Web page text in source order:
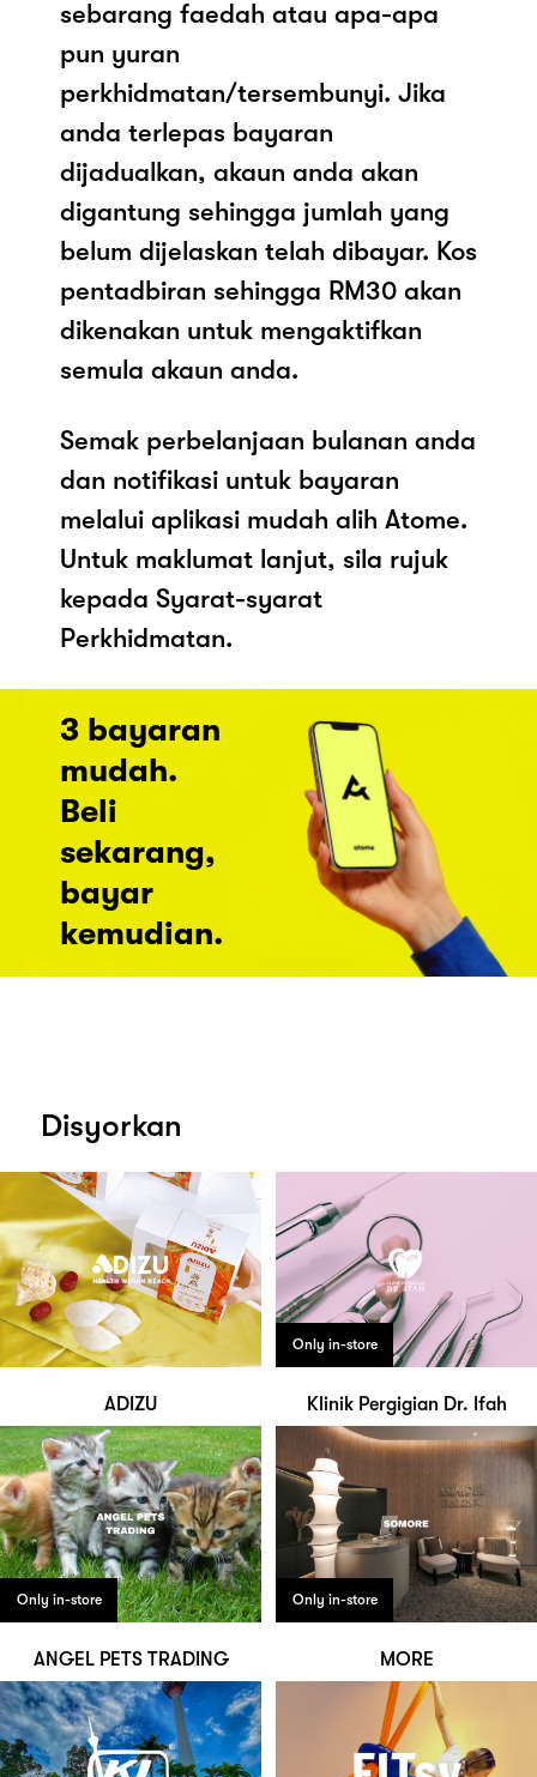
sebarang faedah atau apa-apa
pun yuran
perkhidmatan/tersembunyi. Jika
anda terlepas bayaran
dijadualkan, akaun anda akan
digantung sehingga jumlah yang
belum dijelaskan telah dibayar. Kos
pentadbiran sehingga RM30 akan
dikenakan untuk mengaktifkan
semula akaun anda.
Semak perbelanjaan bulanan anda
dan notifikasi untuk bayaran
melalui aplikasi mudah alih Atome.
Untuk maklumat lanjut, sila rujuk
kepada Syarat-syarat
Perkhidmatan.
3 bayaran
mudah.
Beli
sekarang,
bayar
kemudian.
Disyorkan
ADIZU
Only in-store
Klinik Pergigian Dr. Ifah
Only in-store
ANGEL PETS TRADING
Only in-store
MORE